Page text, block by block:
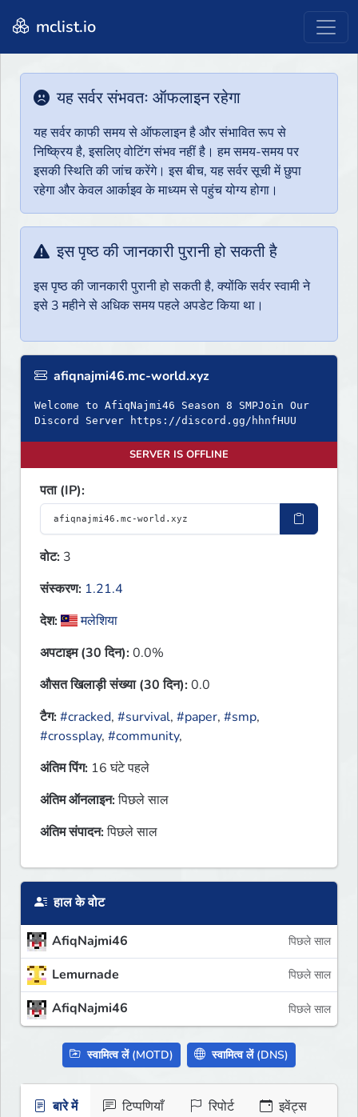
mclist.io
यह सर्वर संभवतः ऑफलाइन रहेगा
यह सर्वर काफी समय से ऑफलाइन है और संभावित रूप से
निष्क्रिय है, इसलिए वोटिंग संभव नहीं है। हम समय-समय पर
इसकी स्थिति की जांच करेंगे। इस बीच, यह सर्वर सूची में छुपा
रहेगा और केवल आर्काइव के माध्यम से पहुंच योग्य होगा।
इस पृष्ठ की जानकारी पुरानी हो सकती है
इस पृष्ठ की जानकारी पुरानी हो सकती है, क्योंकि सर्वर स्वामी ने
इसे 3 महीने से अधिक समय पहले अपडेट किया था।
afiqnajmi46.mc-world.xyz
Welcome to AfiqNajmi46 Season 8 SMPJoin Our
Discord Server https://discord.gg/hhnfHUU
SERVER IS OFFLINE
पता (IP):
वोट: 3
संस्करण: 1.21.4
देश:
मलेशिया
अपटाइम (30 दिन):0.0%
औसत खिलाड़ी संख्या (30 दिन):0.0
टैग:#cracked, #survival, #paper, #smp,
#crossplay, #community,
अंतिम पिंग: 16 घंटे पहले
अंतिम ऑनलाइन:पिछले साल
अंतिम संपादन:पिछले साल
हाल के वोट
AfiqNajmi46 पिछले साल
Lemurnade पिछले साल
AfiqNajmi46 पिछले साल
स्वामित्व लें (MOTD) स्वामित्व लें (DNS)
बारे में टिप्पणियाँ रिपोर्ट इवेंट्स